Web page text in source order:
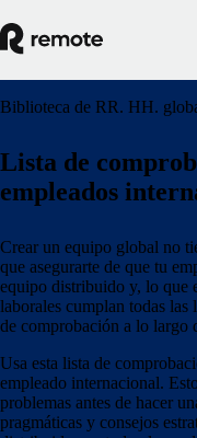
Biblioteca de RR. HH.
Lista de
empleados
Crear un equipo global no
que asegurarte de que tu
equipo distribuido y, lo que
laborales cumplan todas las
de comprobación a lo largo
Usa esta lista de
empleado internacional.
problemas antes de hacer
pragmáticas y consejos